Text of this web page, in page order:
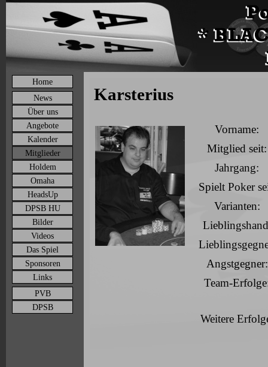
Home
News
Über uns
Angebote
Kalender
Mitglieder
Holdem
Omaha
HeadsUp
DPSB HU
Bilder
Videos
Das Spiel
Sponsoren
Links
PVB
DPSB
Karsterius
Vorname:
Mitglied seit:
Jahrgang:
Spielt Poker
Varianten:
Angstgegner:
Team-
Weitere